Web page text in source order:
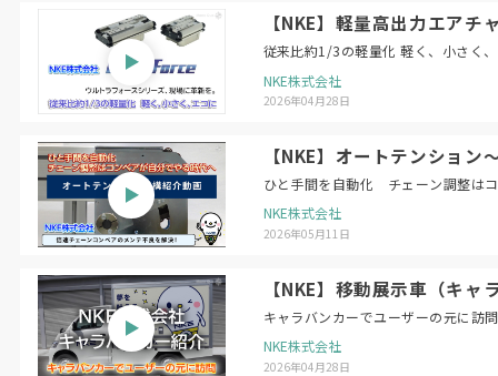
【NKE】軽量高出力エア
従来比約1/3の軽量化 軽く、小さく
NKE株式会社
2026年04月28日
【NKE】オートテンショ
ひと手間を自動化 チェーン調整は
NKE株式会社
2026年05月11日
【NKE】移動展示車（キ
キャラバンカーでユーザーの元に訪問
NKE株式会社
2026年04月28日